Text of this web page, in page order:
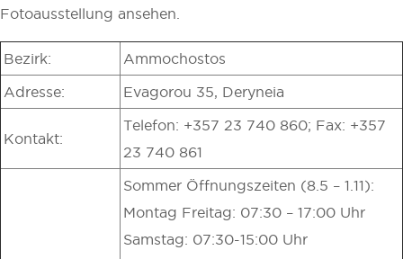
Fotoausstellung ansehen.
Bezirk: Ammochostos
Adresse: Evagorou 35, Deryneia
Kontakt:
Telefon: +357 23 740 860; Fax: +357
23 740 861
Sommer Öffnungszeiten (8.5 – 1.11):
Montag Freitag: 07:30 – 17:00 Uhr
Samstag: 07:30-15:00 Uhr